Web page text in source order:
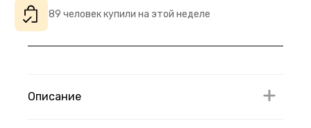
89 человек купили на этой неделе
Описание